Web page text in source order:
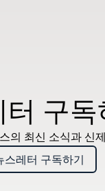
구독
의 최신 소식과 신
스레터 구독하기